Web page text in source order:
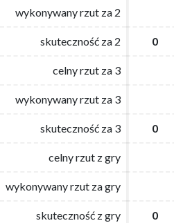
wykonywany rzut za 2
skuteczność za 2 0
celny rzut za 3
wykonywany rzut za 3
skuteczność za 3 0
celny rzut z gry
wykonywany rzut za gry
skuteczność z gry 0
wykonywany rzut za 2
skuteczność za 2 0
celny rzut za 3
wykonywany rzut za 3
skuteczność za 3 0
celny rzut z gry
wykonywany rzut za gry
skuteczność z gry 0